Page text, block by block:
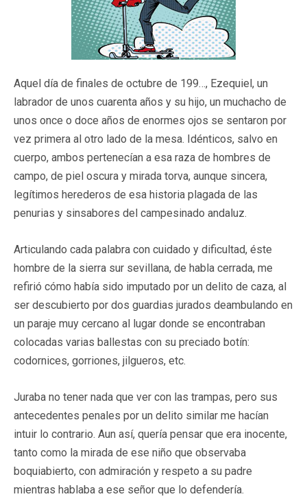
Aquel día de finales de octubre de 199…, Ezequiel, un
labrador de unos cuarenta años y su hijo, un muchacho de
unos once o doce años de enormes ojos se sentaron por
vez primera al otro lado de la mesa. Idénticos, salvo en
cuerpo, ambos pertenecían a esa raza de hombres de
campo, de piel oscura y mirada torva, aunque sincera,
legítimos herederos de esa historia plagada de las
penurias y sinsabores del campesinado andaluz.
Articulando cada palabra con cuidado y dificultad, éste
hombre de la sierra sur sevillana, de habla cerrada, me
refirió cómo había sido imputado por un delito de caza, al
ser descubierto por dos guardias jurados deambulando en
un paraje muy cercano al lugar donde se encontraban
colocadas varias ballestas con su preciado botín:
codornices, gorriones, jilgueros, etc.
Juraba no tener nada que ver con las trampas, pero sus
antecedentes penales por un delito similar me hacían
intuir lo contrario. Aun así, quería pensar que era inocente,
tanto como la mirada de ese niño que observaba
boquiabierto, con admiración y respeto a su padre
mientras hablaba a ese señor que lo defendería.